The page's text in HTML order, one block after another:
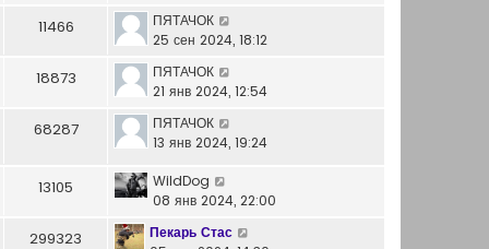
11466
ПЯТАЧОК
25 сен 2024, 18:12
18873
ПЯТАЧОК
21 янв 2024, 12:54
68287
ПЯТАЧОК
13 янв 2024, 19:24
13105
WildDog
08 янв 2024, 22:00
299323
Пекарь Стас